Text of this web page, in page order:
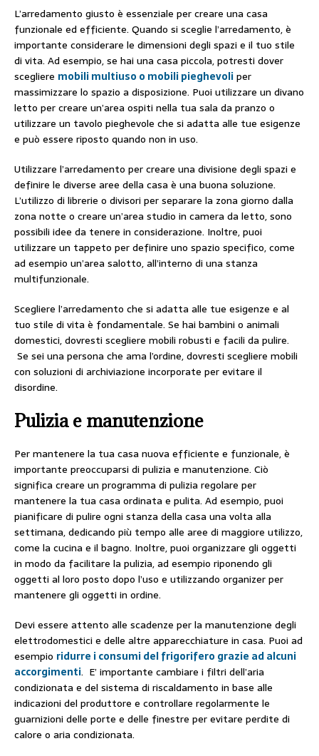
L’arredamento giusto è essenziale per creare una casa
funzionale ed efficiente. Quando si sceglie l’arredamento, è
importante considerare le dimensioni degli spazi e il tuo stile
di vita. Ad esempio, se hai una casa piccola, potresti dover
scegliere mobili multiuso o mobili pieghevoliper
massimizzare lo spazio a disposizione. Puoi utilizzare un divano
letto per creare un’area ospiti nella tua sala da pranzo o
utilizzare un tavolo pieghevole che si adatta alle tue esigenze
e può essere riposto quando non in uso.
Utilizzare l’arredamento per creare una divisione degli spazi e
definire le diverse aree della casa è una buona soluzione.
L’utilizzo di librerie o divisori per separare la zona giorno dalla
zona notte o creare un’area studio in camera da letto, sono
possibili idee da tenere in considerazione. Inoltre, puoi
utilizzare un tappeto per definire uno spazio specifico, come
ad esempio un’area salotto, all’interno di una stanza
multifunzionale.
Scegliere l’arredamento che si adatta alle tue esigenze e al
tuo stile di vita è fondamentale. Se hai bambini o animali
domestici, dovresti scegliere mobili robusti e facili da pulire.
Se sei una persona che ama l’ordine, dovresti scegliere mobili
con soluzioni di archiviazione incorporate per evitare il
disordine.
Pulizia e manutenzione
Per mantenere la tua casa nuova efficiente e funzionale, è
importante preoccuparsi di pulizia e manutenzione. Ciò
significa creare un programma di pulizia regolare per
mantenere la tua casa ordinata e pulita. Ad esempio, puoi
pianificare di pulire ogni stanza della casa una volta alla
settimana, dedicando più tempo alle aree di maggiore utilizzo,
come la cucina e il bagno. Inoltre, puoi organizzare gli oggetti
in modo da facilitare la pulizia, ad esempio riponendo gli
oggetti al loro posto dopo l’uso e utilizzando organizer per
mantenere gli oggetti in ordine.
Devi essere attento alle scadenze per la manutenzione degli
elettrodomestici e delle altre apparecchiature in casa. Puoi ad
esempio ridurre i consumi del frigorifero grazie ad alcuni
accorgimenti. E’ importante cambiare i filtri dell’aria
condizionata e del sistema di riscaldamento in base alle
indicazioni del produttore e controllare regolarmente le
guarnizioni delle porte e delle finestre per evitare perdite di
calore o aria condizionata.